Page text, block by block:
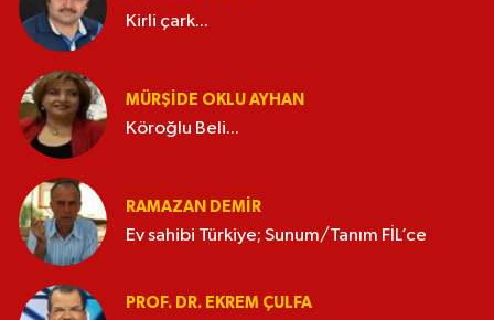
Kirli çark...
MÜRŞIDE OKLU AYHAN
Köroğlu Beli...
RAMAZAN DEMİR
Ev sahibi Türkiye; Sunum/Tanım FİL’ce
PROF. DR. EKREM ÇULFA